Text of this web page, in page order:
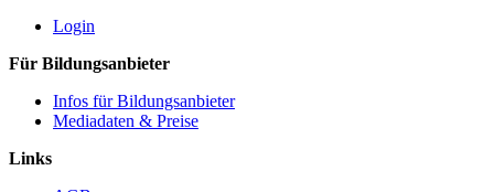
Login
Für Bildungsanbieter
Infos für Bildungsanbieter
Mediadaten & Preise
Links